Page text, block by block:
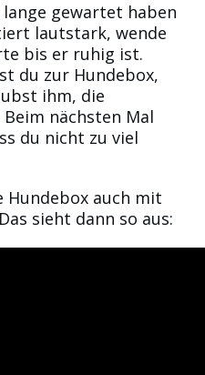
gewartet haben
lautstark, wende
bis er ruhig ist.
du zur Hundebox,
ihm, die
nächsten Mal
du nicht zu viel
auch mit
sieht dann so aus: